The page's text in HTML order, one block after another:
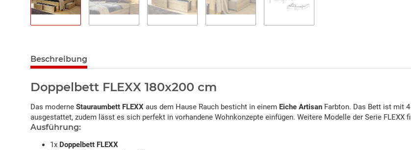
Beschreibung
Doppelbett FLEXX 180x200 cm
Das moderne Stauraumbett FLEXX aus dem Hause Rauch besticht in einem Eiche Artisan Farbton. Das Bett ist mit
ausgestattet, zudem lässt es sich perfekt in vorhandene Wohnkonzepte einfügen. Weitere Modelle der Serie FLEXX
Ausführung:
1x Doppelbett FLEXX